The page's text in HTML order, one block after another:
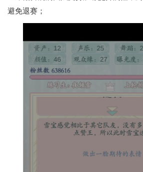
避免退赛；